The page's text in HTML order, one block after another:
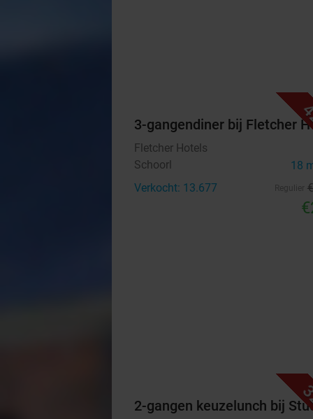
3-gangendiner bij Fletcher
Fletcher Hotels
Schoorl
18
Verkocht: 13.677
2-gangen keuzelunch bij